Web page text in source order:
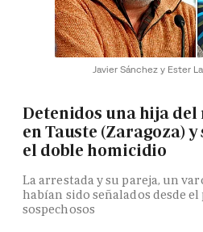
Javier Sánchez y Ester
Detenidos una hija
en Tauste (Zaragoza)
el doble homicidio
La arrestada y su pareja, un
habían sido señalados desde
sospechosos